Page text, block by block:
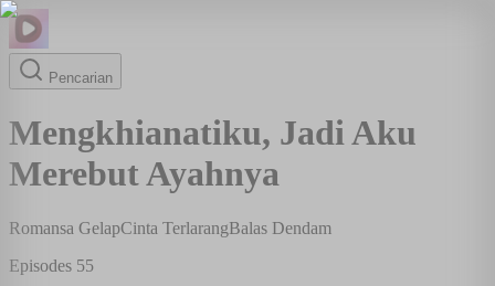
Pencarian
Mengkhianatiku, Jadi Aku
Merebut Ayahnya
Romansa GelapCinta TerlarangBalas Dendam
Episodes 55